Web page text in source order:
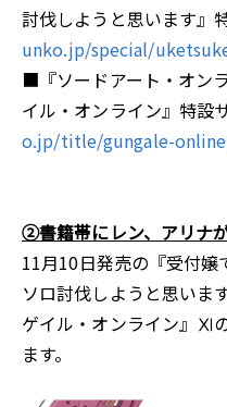
討伐しようと思います』
unko.jp/special/
■『ソードアート・オン
イル・オンライン』特設
o.jp/title/gungale-
②書籍帯にレン、アリナ
11月10日発売の『受付
ソロ討伐しようと思いま
ゲイル・オンライン』Ⅺ
ます。